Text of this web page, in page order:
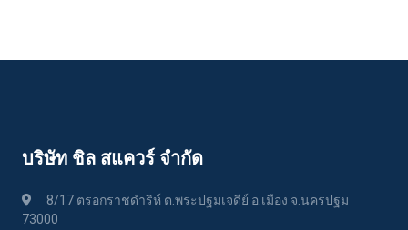
บริษัท ชิล สแควร์ จำกัด
8/17 ตรอกราชดำริห์ ต.พระปฐมเจดีย์ อ.เมือง จ.นครปฐม
73000